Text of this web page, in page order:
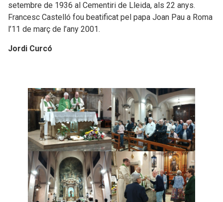
setembre de 1936 al Cementiri de Lleida, als 22 anys.
Francesc Castelló fou beatificat pel papa Joan Pau a Roma
l’11 de març de l’any 2001.
Jordi Curcó